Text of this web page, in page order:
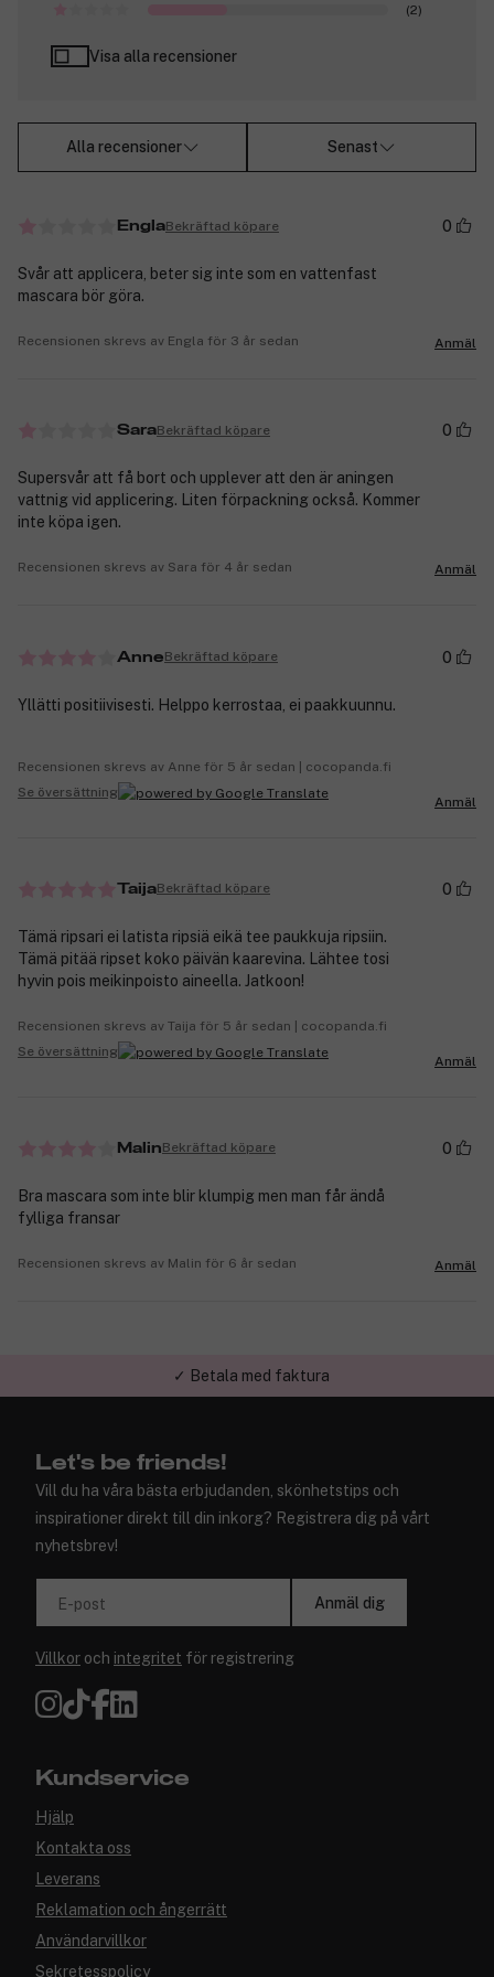
(2)
Visa alla recensioner
Alla recensioner Senast
EnglaBekräftad köpare 0
Svår att applicera, beter sig inte som en vattenfast
mascara bör göra.
Recensionen skrevs av Engla för 3 år sedan Anmäl
SaraBekräftad köpare 0
Supersvår att få bort och upplever att den är aningen
vattnig vid applicering. Liten förpackning också. Kommer
inte köpa igen.
Recensionen skrevs av Sara för 4 år sedan Anmäl
AnneBekräftad köpare 0
Yllätti positiivisesti. Helppo kerrostaa, ei paakkuunnu.
Recensionen skrevs av Anne för 5 år sedan | cocopanda.fi
Se översättning
Anmäl
TaijaBekräftad köpare 0
Tämä ripsari ei latista ripsiä eikä tee paukkuja ripsiin.
Tämä pitää ripset koko päivän kaarevina. Lähtee tosi
hyvin pois meikinpoisto aineella. Jatkoon!
Recensionen skrevs av Taija för 5 år sedan | cocopanda.fi
Se översättning
Anmäl
MalinBekräftad köpare 0
Bra mascara som inte blir klumpig men man får ändå
fylliga fransar
Recensionen skrevs av Malin för 6 år sedan Anmäl
✓ Betala med faktura
Let's be friends!
Vill du ha våra bästa erbjudanden, skönhetstips och
inspirationer direkt till din inkorg? Registrera dig på vårt
nyhetsbrev!
E-post Anmäl dig
Villkor och integritet för registrering
Kundservice
Hjälp
Kontakta oss
Leverans
Reklamation och ångerrätt
Användarvillkor
Sekretesspolicy